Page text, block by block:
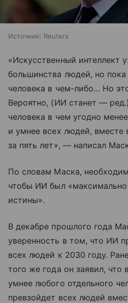
Источник: Reuters
«Искусственный интеллект
большинства людей, но
человека в чем-либо… Но
Вероятно, (ИИ станет —
человека в чем угодно
и умнее всех людей, вместе
за пять лет», — написал
По словам Маска,
чтобы ИИ был «максимально
истины».
В декабре прошлого года
уверенность в том, что ИИ
всех людей к 2030 году.
того же года он заявил, что
умнее любого отдельного
превзойдет всех людей